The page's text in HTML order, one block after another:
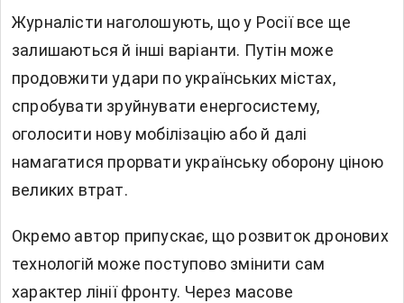
Журналісти наголошують, що у Росії все ще
залишаються й інші варіанти. Путін може
продовжити удари по українських містах,
спробувати зруйнувати енергосистему,
оголосити нову мобілізацію або й далі
намагатися прорвати українську оборону ціною
великих втрат.
Окремо автор припускає, що розвиток дронових
технологій може поступово змінити сам
характер лінії фронту. Через масове